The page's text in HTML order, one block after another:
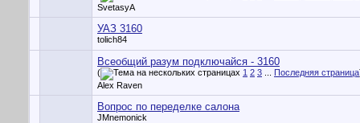
SvetasyA
УАЗ 3160
tolich84
Всеобщий разум подключайся - 3160
( 1 2 3 Последняя страница
Alex Raven
Вопрос по переделке салона
JMnemonick